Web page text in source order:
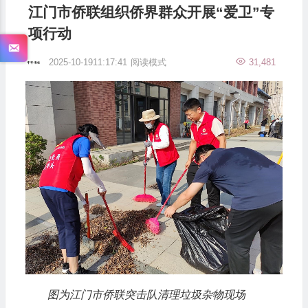
江门市侨联组织侨界群众开展“爱卫”专
项行动
2025-10-1911:17:41 31,481
阅读模式
图为江门市侨联突击队清理垃圾杂物现场